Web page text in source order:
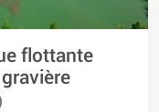
flottante